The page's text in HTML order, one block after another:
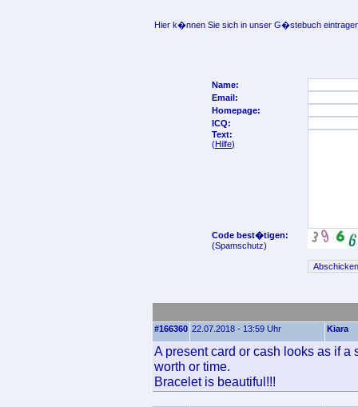
Hier k�nnen Sie sich in unser G�stebuch
Name:
Email:
Homepage:
ICQ:
Text:
(Hilfe)
Code best�tigen:
(Spamschutz)
#166360 22.07.2018 - 13:59 Uhr Kiara
A present card or cash looks as if
worth or time.
Bracelet is beautiful!!!